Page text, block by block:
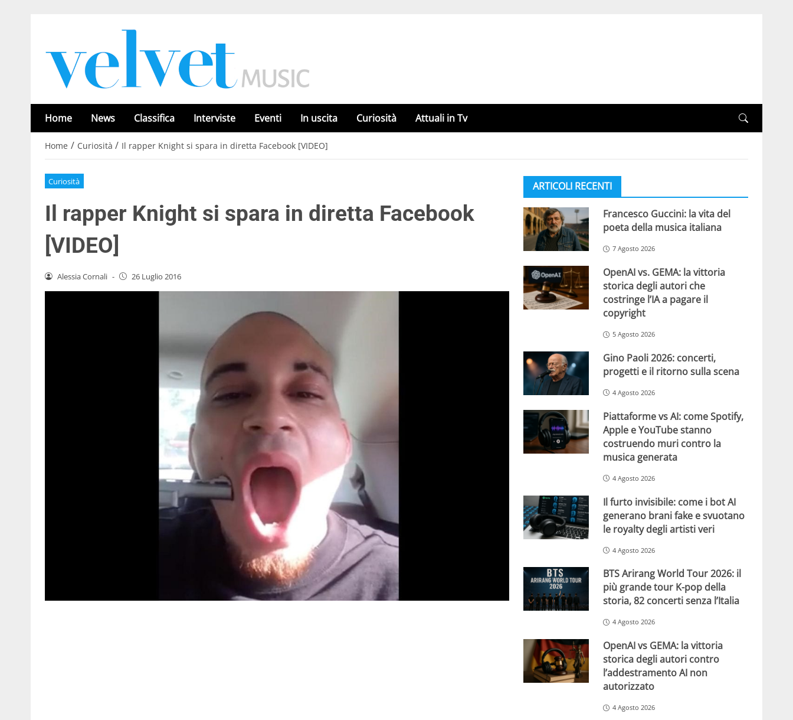
Home News Classifica Interviste Eventi In uscita Curiosità Attuali in Tv
Home / Curiosità / Il rapper Knight si spara in diretta Facebook [VIDEO]
Curiosità
Il rapper Knight si spara in diretta Facebook
[VIDEO]
Alessia Cornali - 26 Luglio 2016
ARTICOLI RECENTI
Francesco Guccini: la vita del
poeta della musica italiana
7 Agosto 2026
OpenAI vs. GEMA: la vittoria
storica degli autori che
costringe l’IA a pagare il
copyright
5 Agosto 2026
Gino Paoli 2026: concerti,
progetti e il ritorno sulla scena
4 Agosto 2026
Piattaforme vs AI: come Spotify,
Apple e YouTube stanno
costruendo muri contro la
musica generata
4 Agosto 2026
Il furto invisibile: come i bot AI
generano brani fake e svuotano
le royalty degli artisti veri
4 Agosto 2026
BTS Arirang World Tour 2026: il
più grande tour K-pop della
storia, 82 concerti senza l’Italia
4 Agosto 2026
OpenAI vs GEMA: la vittoria
storica degli autori contro
l’addestramento AI non
autorizzato
4 Agosto 2026